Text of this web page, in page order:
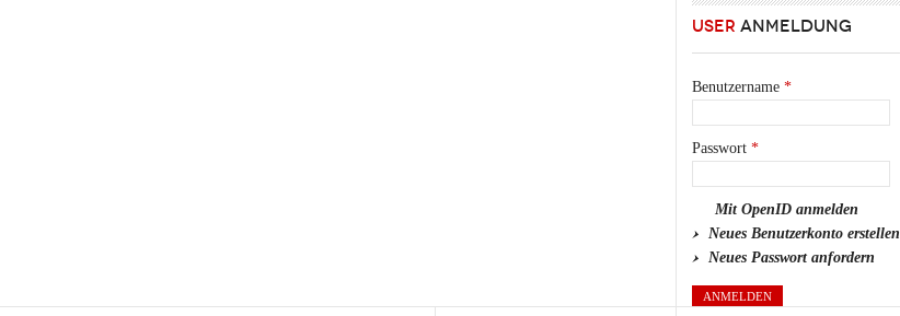
USER ANMELDUNG
Benutzername *
Passwort *
Mit OpenID anmelden
Neues Benutzerkonto erstellen
Neues Passwort anfordern